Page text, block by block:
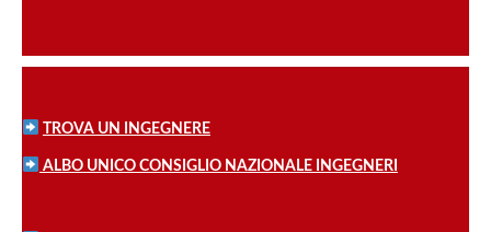
TROVA UN INGEGNERE
ALBO UNICO CONSIGLIO NAZIONALE INGEGNERI